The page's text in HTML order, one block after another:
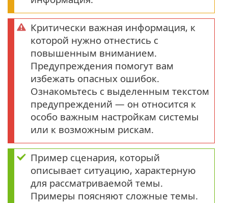
Критически важная информация, к
которой нужно отнестись с
повышенным вниманием.
Предупреждения помогут вам
избежать опасных ошибок.
Ознакомьтесь с выделенным текстом
предупреждений — он относится к
особо важным настройкам системы
или к возможным рискам.
Пример сценария, который
описывает ситуацию, характерную
для рассматриваемой темы.
Примеры поясняют сложные темы.